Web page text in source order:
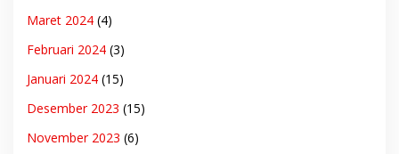
Maret 2024 (4)
Februari 2024 (3)
Januari 2024 (15)
Desember 2023 (15)
November 2023 (6)